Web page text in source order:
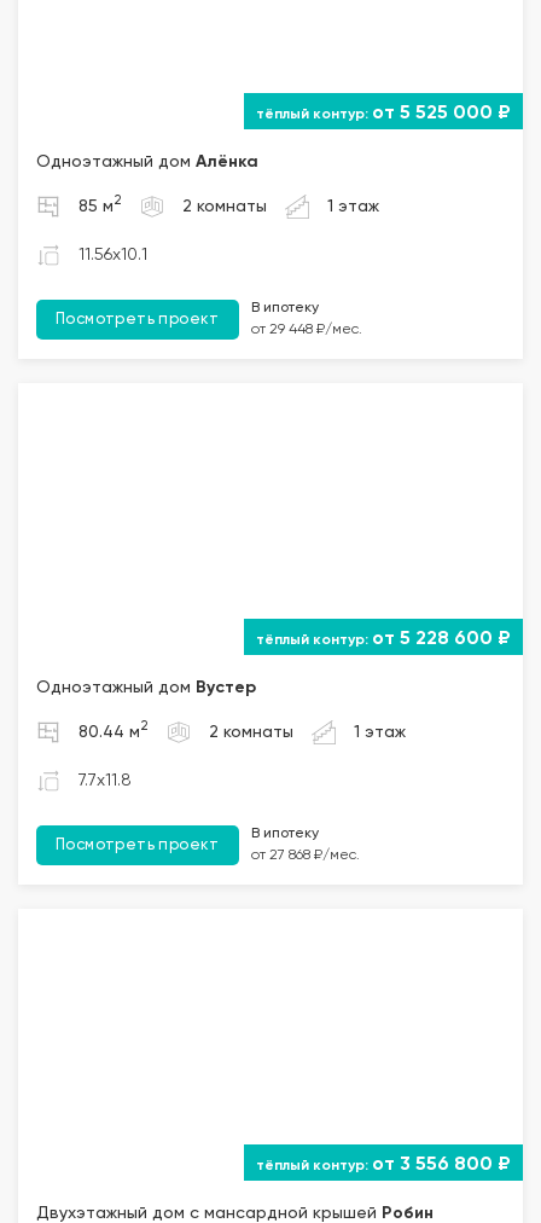
от 5 525 000 ₽
Одноэтажный дом Алёнка
85 м 2 2 комнаты 1 этаж
11.56x10.1
Посмотреть проект
В ипотеку
от 29 448 ₽/мес.
от 5 228 600 ₽
Одноэтажный дом Вустер
80.44 м 2 2 комнаты 1 этаж
7.7x11.8
Посмотреть проект
В ипотеку
от 27 868 ₽/мес.
от 3 556 800 ₽
Двухэтажный дом с мансардной крышей Робин